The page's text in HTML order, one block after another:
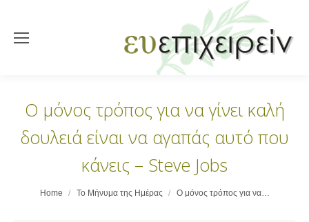
Ο μόνος τρόπος για να γίνει καλή
δουλειά είναι να αγαπάς αυτό που
κάνεις – Steve Jobs
You are here:
Home Το Μήνυμα της Ημέρας Ο μόνος τρόπος για να…